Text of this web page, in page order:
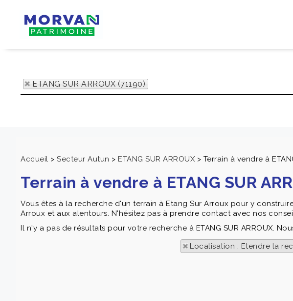
ETANG SUR ARROUX (71190)
Accueil > Secteur Autun > ETANG SUR ARROUX > Terrain à vendre à
Terrain à vendre à ETANG SUR
Vous êtes à la recherche d'un terrain à Etang Sur Arroux pour y
Arroux et aux alentours. N'hésitez pas à prendre contact avec nos
Il n'y a pas de résultats pour votre recherche à ETANG SUR ARROUX.
Localisation : Etendre la